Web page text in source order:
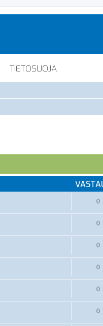
TIETOSUOJA
0
0
0
0
0
0